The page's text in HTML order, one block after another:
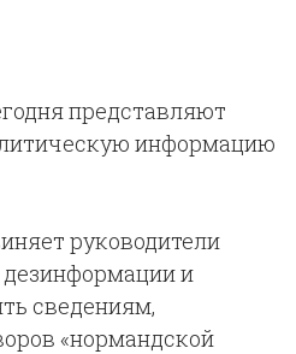
представляют
информацию
руководители
и
сведениям,
«нормандской